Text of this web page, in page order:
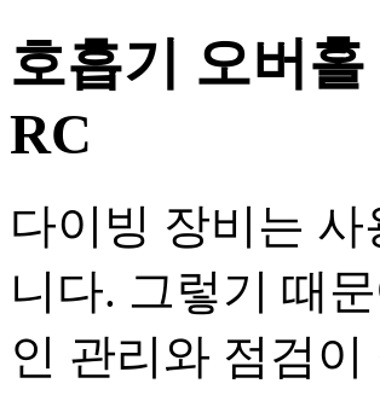
호흡기 오버
RC
다이빙 장비는
니다. 그렇기 때
인 관리와 점검